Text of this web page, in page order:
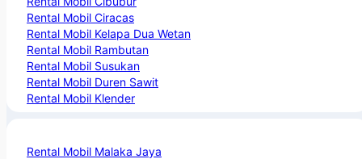
Rental Mobil Ciracas
Rental Mobil Kelapa Dua Wetan
Rental Mobil Rambutan
Rental Mobil Susukan
Rental Mobil Duren Sawit
Rental Mobil Klender
Rental Mobil Malaka Jaya